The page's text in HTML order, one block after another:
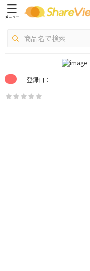
登録日：